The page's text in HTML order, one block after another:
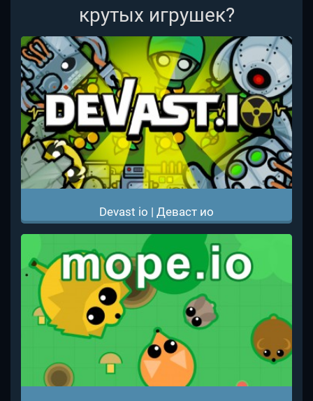
крутых игрушек?
Devast io | Деваст ио